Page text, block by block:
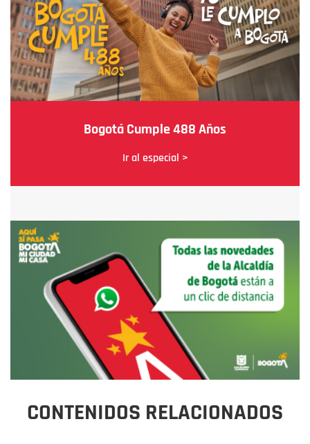
Bogotá Cumple 488 Años
Ir al especial >
CONTENIDOS RELACIONADOS